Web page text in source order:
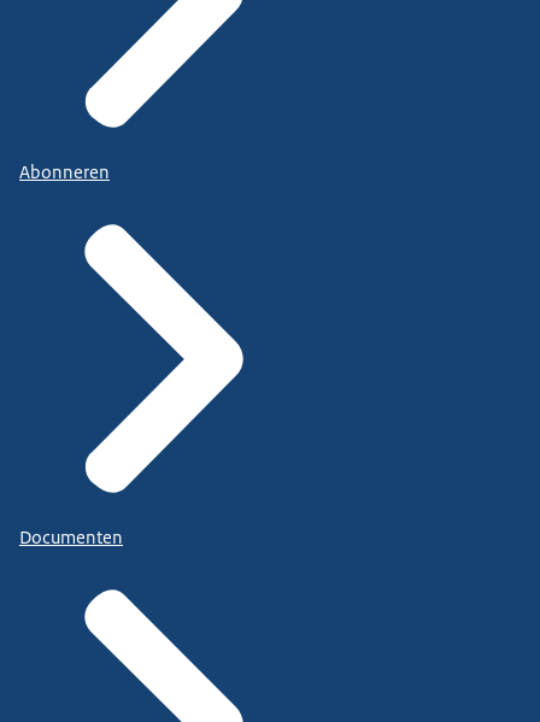
Abonneren
Documenten